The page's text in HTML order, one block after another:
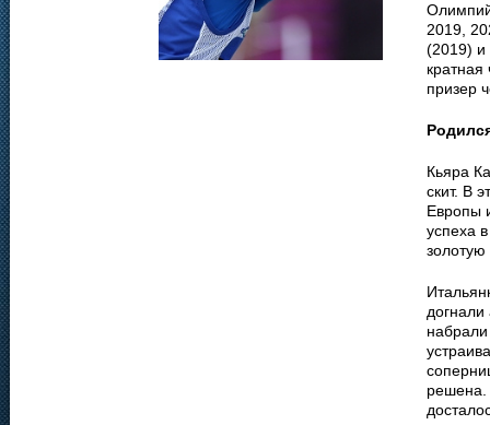
2019,
(2019) и
призер
Кьяра
скит. В
Европы
успеха
решена.